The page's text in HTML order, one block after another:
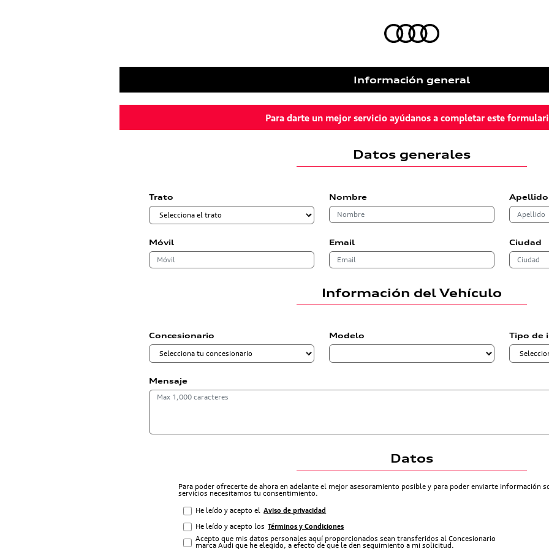
Información general
Para darte un mejor servicio ayúdanos a completar este
Datos generales
Trato Nombre Apellido
Móvil Email Ciudad
Información del Vehículo
Concesionario Modelo Tipo de
Mensaje
Datos
Para poder ofrecerte de ahora en adelante el mejor asesoramiento posible y para poder enviarte información
servicios necesitamos tu consentimiento.
He leído y acepto el Aviso de privacidad
He leído y acepto los Términos y Condiciones
Acepto que mis datos personales aquí proporcionados sean transferidos al Concesionario
marca Audi que he elegido, a efecto de que le den seguimiento a mi solicitud.